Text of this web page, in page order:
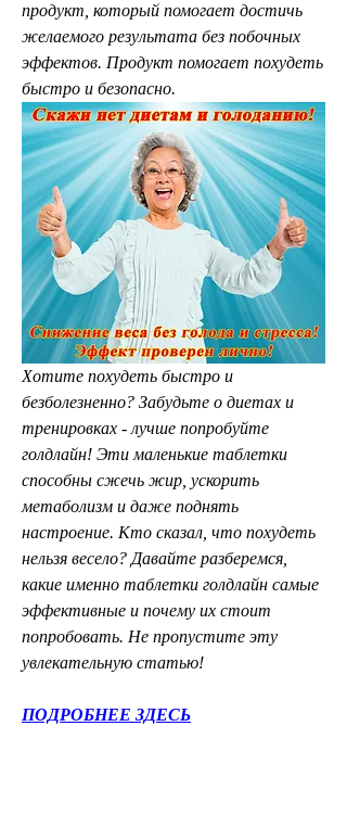
продукт, который помогает достичь
желаемого результата без побочных
эффектов. Продукт помогает похудеть
быстро и безопасно.
Хотите похудеть быстро и
безболезненно? Забудьте о диетах и
тренировках - лучше попробуйте
голдлайн! Эти маленькие таблетки
способны сжечь жир, ускорить
метаболизм и даже поднять
настроение. Кто сказал, что похудеть
нельзя весело? Давайте разберемся,
какие именно таблетки голдлайн самые
эффективные и почему их стоит
попробовать. Не пропустите эту
увлекательную статью!
ПОДРОБНЕЕ ЗДЕСЬ